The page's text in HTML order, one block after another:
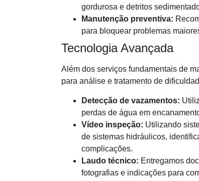
gordurosa e detritos
Manutenção preventiva:
para bloquear problemas
Tecnologia Avançada
Além dos serviços fundamentais de
para análise e tratamento de
Detecção de vazamentos:
perdas de água em
Vídeo inspeção: Utilizando
de sistemas hidráulicos,
complicações.
Laudo técnico: Entregamos
fotografias e indicações para